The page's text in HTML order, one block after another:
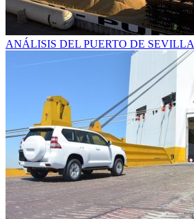
ANÁLISIS DEL PUERTO DE SEVILLA